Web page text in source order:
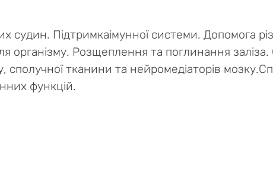
судин. Підтримкаімунної системи. Допомога
організму. Розщеплення та поглинання
сполучної тканини та нейромедіаторів
функцій.